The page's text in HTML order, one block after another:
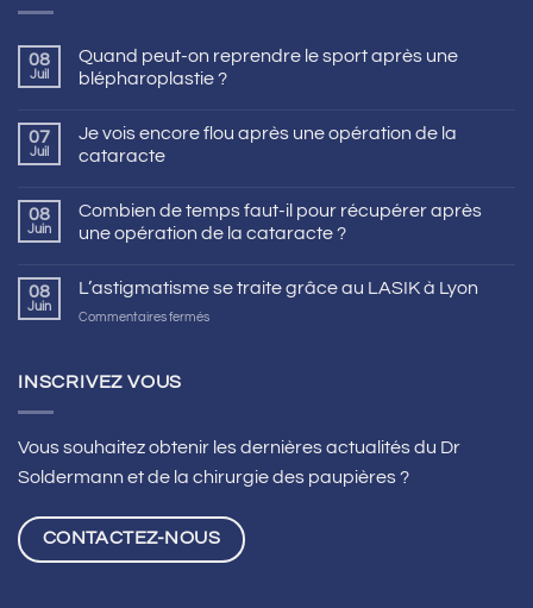
08
Juil
Quand peut-on reprendre le sport après une
blépharoplastie ?
07
Juil
Je vois encore flou après une opération de la
cataracte
08
Juin
Combien de temps faut-il pour récupérer après
une opération de la cataracte ?
08
Juin
L’astigmatisme se traite grâce au LASIK à Lyon
Commentaires ferméssur
à
Lyon
INSCRIVEZ VOUS
Vous souhaitez obtenir les dernières actualités du Dr
Soldermann et de la chirurgie des paupières ?
CONTACTEZ-NOUS